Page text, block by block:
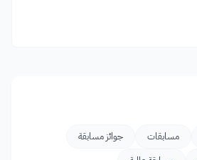
مسابقات
جوائز مسابقة